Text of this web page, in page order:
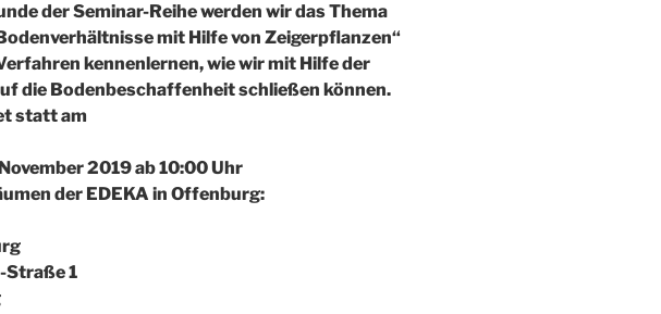
der Seminar-Reihe werden wir das Thema
mit Hilfe von Zeigerpflanzen“
kennenlernen, wie wir mit Hilfe der
die Bodenbeschaffenheit schließen können.
statt am
2019 ab 10:00 Uhr
der EDEKA in Offenburg:
1